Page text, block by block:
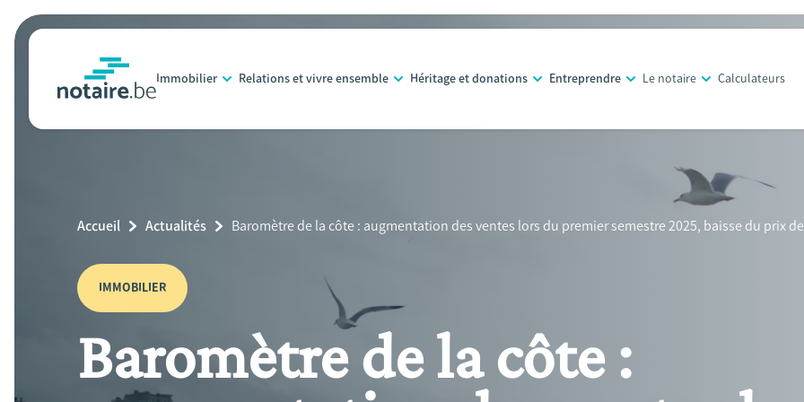
Aller
au
principal
Immobilier Relations et vivre ensemble Héritage et donations Entreprendre Le notaire Calculateurs
Breadcrumb
Accueil Actualités
Current
Baromètre de la côte : augmentation des ventes lors du premier semestre 2025, baisse du prix
IMMOBILIER
Baromètre de la côte :